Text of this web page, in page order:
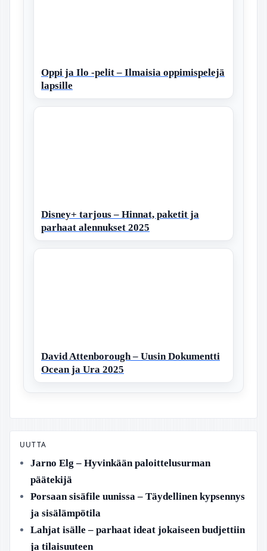
Oppi ja Ilo -pelit – Ilmaisia oppimispelejä
lapsille
Disney+ tarjous – Hinnat, paketit ja
parhaat alennukset 2025
David Attenborough – Uusin Dokumentti
Ocean ja Ura 2025
UUTTA
Jarno Elg – Hyvinkään paloittelusurman
päätekijä
Porsaan sisäfile uunissa – Täydellinen kypsennys
ja sisälämpötila
Lahjat isälle – parhaat ideat jokaiseen budjettiin
ja tilaisuuteen